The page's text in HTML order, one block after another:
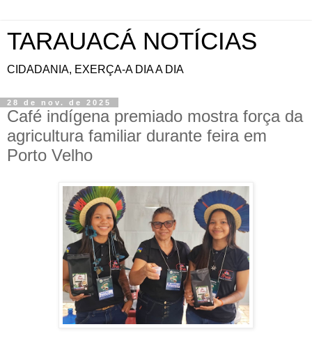
TARAUACÁ NOTÍCIAS
CIDADANIA, EXERÇA-A DIA A DIA
28 de nov. de 2025
Café indígena premiado mostra força da
agricultura familiar durante feira em
Porto Velho